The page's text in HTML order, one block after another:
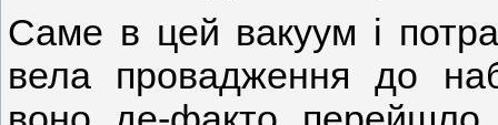
Саме в цей вакуум і
вела провадження до